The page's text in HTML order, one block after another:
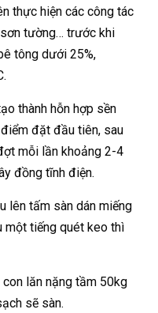
thực hiện các công tác
tường… trước khi
tông dưới 25%,
thành hỗn hợp sền
đặt đầu tiên, sau
mỗi lần khoảng 2-4
đồng tĩnh điện.
lên tấm sàn dán miếng
một tiếng quét keo thì
lăn nặng tầm 50kg
sẽ sàn.